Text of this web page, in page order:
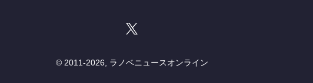
© 2011-2026, ラノベニュースオンライン